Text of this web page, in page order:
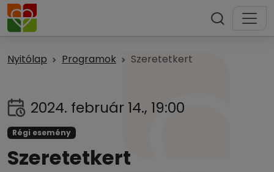
Nyitólap Programok Szeretetkert
2024. február 14., 19:00
Régi esemény
Szeretetkert